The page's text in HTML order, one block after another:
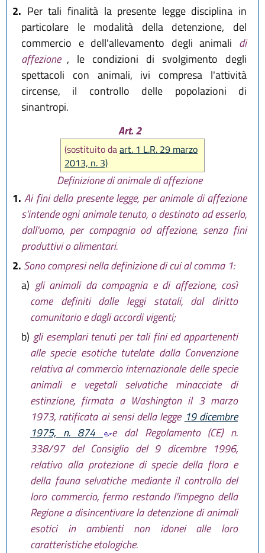
2. Per tali finalità la presente legge disciplina in
particolare le modalità della detenzione, del
commercio e dell'allevamento degli animali di
affezione , le condizioni di svolgimento degli
spettacoli con animali, ivi compresa l'attività
circense, il controllo delle popolazioni di
sinantropi.
Art. 2
(sostituito daart. 1 L.R. 29 marzo
2013, n. 3)
Definizione di animale di affezione
1. Ai fini della presente legge, per animale di affezione
s'intende ogni animale tenuto, o destinato ad esserlo,
dall'uomo, per compagnia od affezione, senza fini
produttivi o alimentari.
2. Sono compresi nella definizione di cui al comma 1:
a) gli animali da compagnia e di affezione, così
come definiti dalle leggi statali, dal diritto
comunitario e dagli accordi vigenti;
b) gli esemplari tenuti per tali fini ed appartenenti
alle specie esotiche tutelate dalla Convenzione
relativa al commercio internazionale delle specie
animali e vegetali selvatiche minacciate di
estinzione, firmata a Washington il 3 marzo
1973, ratificata ai sensi della legge 19 dicembre
1975, n. 874
e dal Regolamento (CE) n.
338/97 del Consiglio del 9 dicembre 1996,
relativo alla protezione di specie della flora e
della fauna selvatiche mediante il controllo del
loro commercio, fermo restando l'impegno della
Regione a disincentivare la detenzione di animali
esotici in ambienti non idonei alle loro
caratteristiche etologiche.